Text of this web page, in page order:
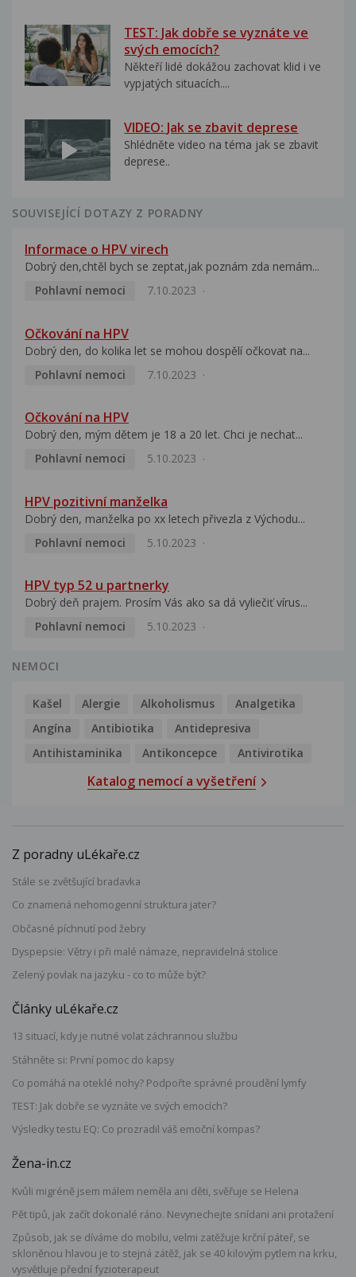
TEST: Jak dobře se vyznáte ve
svých emocích?
Někteří lidé dokážou zachovat klid i ve
vypjatých situacích....
VIDEO: Jak se zbavit deprese
Shlédněte video na téma jak se zbavit
deprese..
SOUVISEJÍCÍ DOTAZY Z PORADNY
Informace o HPV virech
Dobrý den,chtěl bych se zeptat,jak poznám zda nemám...
Pohlavní nemoci
7.10.2023
Očkování na HPV
Dobrý den, do kolika let se mohou dospělí očkovat na...
Pohlavní nemoci
7.10.2023
Očkování na HPV
Dobrý den, mým dětem je 18 a 20 let. Chci je nechat...
Pohlavní nemoci
5.10.2023
HPV pozitivní manželka
Dobrý den, manželka po xx letech přivezla z Východu...
Pohlavní nemoci
5.10.2023
HPV typ 52 u partnerky
Dobrý deň prajem. Prosím Vás ako sa dá vyliečiť vírus...
Pohlavní nemoci
5.10.2023
NEMOCI
Kašel Alergie Alkoholismus
Analgetika
Angína
Antibiotika
Antidepresiva
Antihistaminika
Antikoncepce Antivirotika
Katalog nemocí a vyšetření
Z poradny uLékaře.cz
Stále se zvětšující bradavka
Co znamená nehomogenní struktura jater?
Občasné píchnutí pod žebry
Dyspepsie: Větry i při malé námaze, nepravidelná stolice
Zelený povlak na jazyku - co to může být?
Články uLékaře.cz
13 situací, kdy je nutné volat záchrannou službu
Stáhněte si: První pomoc do kapsy
Co pomáhá na oteklé nohy? Podpořte správné proudění lymfy
TEST: Jak dobře se vyznáte ve svých emocích?
Výsledky testu EQ: Co prozradil váš emoční kompas?
Žena-in.cz
Kvůli migréně jsem málem neměla ani děti, svěřuje se Helena
Pět tipů, jak začít dokonalé ráno. Nevynechejte snídani ani protažení
Způsob, jak se díváme do mobilu, velmi zatěžuje krční páteř, se
skloněnou hlavou je to stejná zátěž, jak se 40 kilovým pytlem na krku,
vysvětluje přední fyzioterapeut